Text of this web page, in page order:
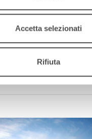
Accetta selezionati
Rifiuta
Podcast